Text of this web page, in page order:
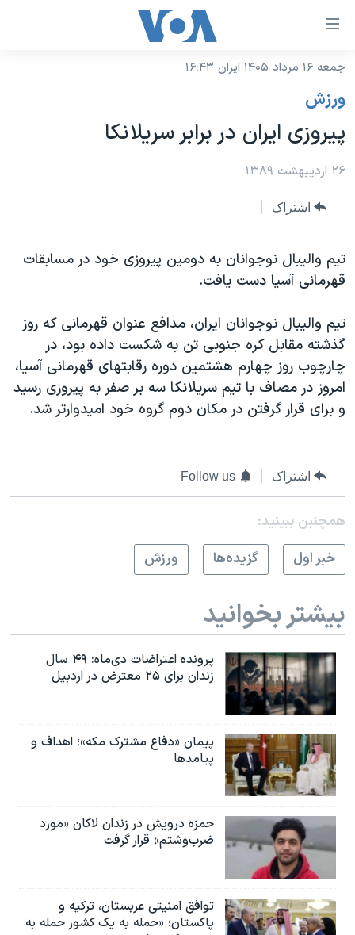
لینکهای
دسترسی
جهش
محتوای
جهش
جهش
به
نسخه سبک وب‌سایت
موضوع ها
ایران
آمریکا
ورزشی
گزیده‌ها
ویدیوها
فرهنگ و زندگی
حقوق شهروندی
اسرائیل در جنگ
آرشیو پخش زنده
برنامه های تلویزیونی
جدول برنامه ها
جام جهانی ۲۰۲۶
عملیات خشم حماسی
بایگانی برنامه‌های تلویزیونی
مستندها
انتخابات ریاست جمهوری آمریکا ۲۰۲۴
ورزش زنان در ایران
مجموعه مستندهای دادخواهی
تریبونال مردمی آبان ۹۸
چهل سال گروگان‌گیری
قانون شفافیت دارائی کادر رهبری ایران
اعتراضات مردمی آبان ۹۸
اسرائیل در جنگ
نرگس محمدی برنده جایزه نوبل صلح
همایش محافظه‌کاران آمریکا «سی‌پک»
صفحه‌های ویژه
سفر پرزیدنت ترامپ به چین
فرکانس‌های صدای آمریکا
پخش رادیویی
یادگیری زبان انگلیسی
دنبال کنید
زبانهای مختلف
جمعه ۱۶ مرداد ۱۴۰۵ ایران ۱۶:۴۳
ورزش
پیروزی ایران در برابر سریلانکا
۲۶ اردیبهشت ۱۳۸۹
اشتراک
تیم والیبال نوجوانان به دومین پیروزی خود در مسابقات
قهرمانی آسیا دست یافت.
تیم والیبال نوجوانان ایران، مدافع عنوان قهرمانی که روز
گذشته مقابل کره جنوبی تن به شکست داده بود، در
چارچوب روز چهارم هشتمین دوره رقابتهای قهرمانی آسیا،
امروز در مصاف با تیم سریلانکا سه بر صفر به پیروزی رسید
و برای قرار گرفتن در مکان دوم گروه خود امیدوارتر شد.
اشتراک Follow us
همچنبن ببینید:
خبر اول
گزيده‌ها ورزش
بیشتر بخوانید
پرونده اعتراضات دی‌ماه: ۴۹ سال
زندان برای ۲۵ معترض در اردبیل
پیمان «دفاع مشترک مکه»؛ اهداف و
پیامدها
حمزه درویش در زندان لاکان «مورد
ضرب‌وشتم» قرار گرفت
توافق امنیتی عربستان، ترکیه و
پاکستان؛ «حمله به یک کشور حمله به